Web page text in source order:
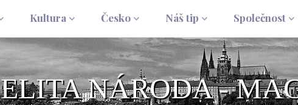
Kultura Česko Náš tip Společnost
ELITA NÁRODA -